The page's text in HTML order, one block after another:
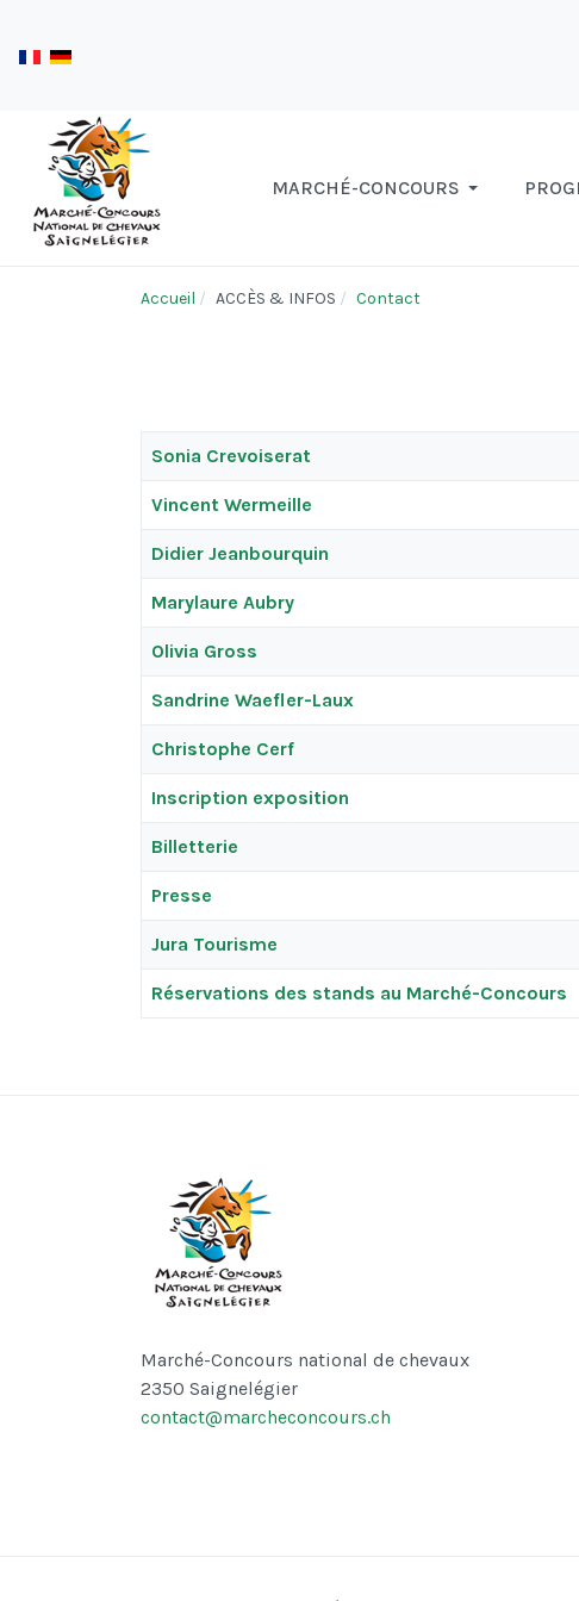
MARCHÉ-CONCOURS
Accueil ACCÈS & INFOS Contact
Contacts,
Titre Fonction
Sonia Crevoiserat
Vincent Wermeille
Didier Jeanbourquin
Marylaure Aubry
Olivia Gross
Sandrine Waefler-Laux
Christophe Cerf
Inscription exposition
Billetterie
Presse
Jura Tourisme
Réservations des stands au Marché-Concours
Marché-Concours national de chevaux
2350 Saignelégier
contact@marcheconcours.ch